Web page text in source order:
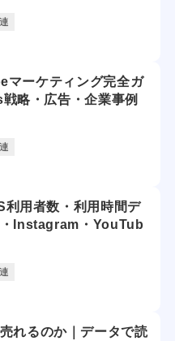
マーケティング完全ガ
略・広告・企業事例
利用者数・利用時間デ
Instagram・YouTub
れるのか｜データで読